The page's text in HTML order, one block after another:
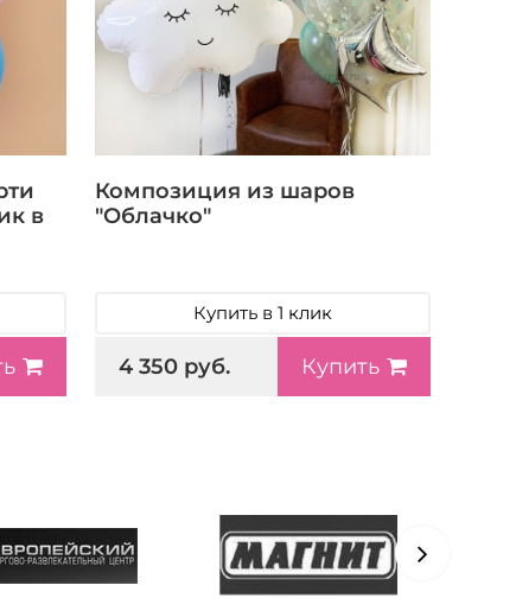
в
Композиция из шаров
"Облачко"
Купить в 1 клик
4 350 руб. Купить